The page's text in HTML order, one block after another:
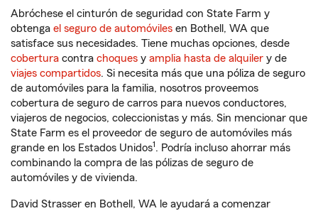
Abróchese el cinturón de seguridad con State Farm y
obtenga el seguro de automóviles en Bothell, WA que
satisface sus necesidades. Tiene muchas opciones, desde
cobertura contra choques y amplia hasta de alquiler y de
viajes compartidos. Si necesita más que una póliza de seguro
de automóviles para la familia, nosotros proveemos
cobertura de seguro de carros para nuevos conductores,
viajeros de negocios, coleccionistas y más. Sin mencionar que
State Farm es el proveedor de seguro de automóviles más
grande en los Estados Unidos1 . Podría incluso ahorrar más
combinando la compra de las pólizas de seguro de
automóviles y de vivienda.
David Strasser en Bothell, WA le ayudará a comenzar